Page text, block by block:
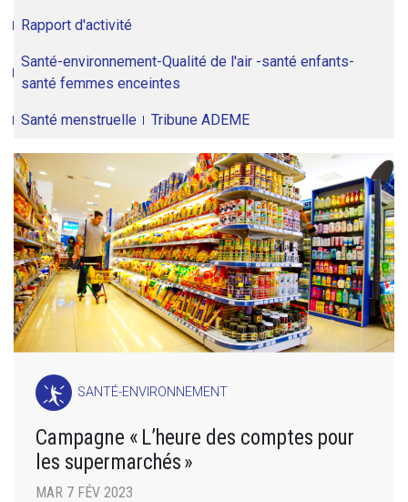
Rapport d'activité
Santé-environnement-Qualité de l'air -santé enfants-
santé femmes enceintes
Santé menstruelle Tribune ADEME
SANTÉ-ENVIRONNEMENT
Campagne « L’heure des comptes pour
les supermarchés »
MAR 7 FÉV 2023